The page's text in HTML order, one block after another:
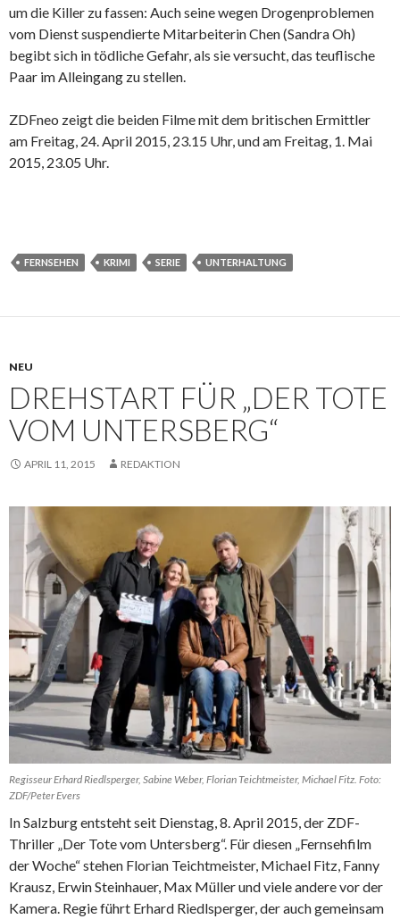
um die Killer zu fassen: Auch seine wegen Drogenproblemen
vom Dienst suspendierte Mitarbeiterin Chen (Sandra Oh)
begibt sich in tödliche Gefahr, als sie versucht, das teuflische
Paar im Alleingang zu stellen.
ZDFneo zeigt die beiden Filme mit dem britischen Ermittler
am Freitag, 24. April 2015, 23.15 Uhr, und am Freitag, 1. Mai
2015, 23.05 Uhr.
FERNSEHEN KRIMI SERIE UNTERHALTUNG
NEU
DREHSTART FÜR „DER TOTE
VOM UNTERSBERG“
APRIL 11, 2015 REDAKTION
Regisseur Erhard Riedlsperger, Sabine Weber, Florian Teichtmeister, Michael Fitz. Foto:
ZDF/Peter Evers
In Salzburg entsteht seit Dienstag, 8. April 2015, der ZDF-
Thriller „Der Tote vom Untersberg“. Für diesen „Fernsehfilm
der Woche“ stehen Florian Teichtmeister, Michael Fitz, Fanny
Krausz, Erwin Steinhauer, Max Müller und viele andere vor der
Kamera. Regie führt Erhard Riedlsperger, der auch gemeinsam